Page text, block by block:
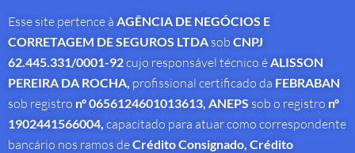
Esse site pertence à AGÊNCIA DE NEGÓCIOS E
CORRETAGEM DE SEGUROS LTDA sob CNPJ
62.445.331/0001-92cujo responsável técnico é ALISSON
PEREIRA DA ROCHA profissional certificado da FEBRABAN
sob registro nº 0656124601013613, ANEPS sob o registro nº
1902441566004, capacitado para atuar como correspondente
bancário nos ramos deCrédito Consignado, Crédito